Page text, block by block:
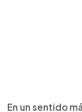
En un sentido